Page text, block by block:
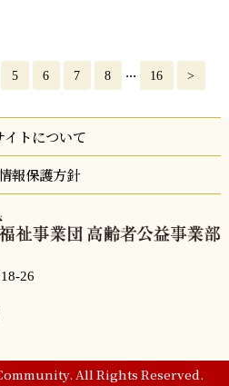
5 6 7 8 ... 16 >
イトについて
報保護方針
26
All Rights Reserved.